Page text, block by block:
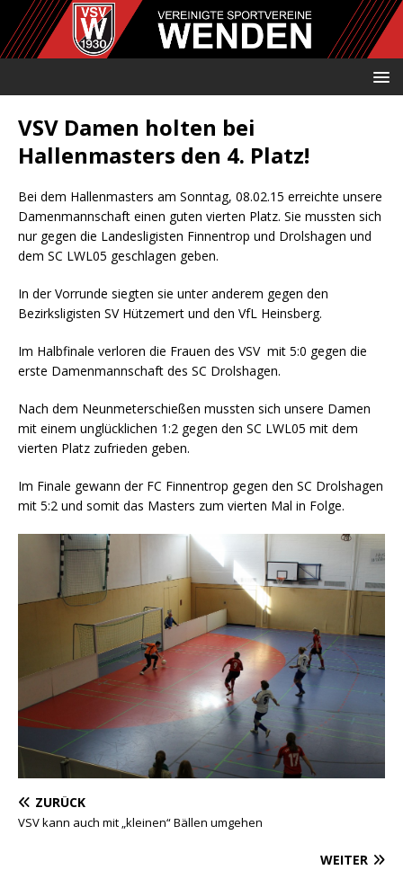
VSV Damen holten bei
Hallenmasters den 4. Platz!
Bei dem Hallenmasters am Sonntag, 08.02.15 erreichte unsere
Damenmannschaft einen guten vierten Platz. Sie mussten sich
nur gegen die Landesligisten Finnentrop und Drolshagen und
dem SC LWL05 geschlagen geben.
In der Vorrunde siegten sie unter anderem gegen den
Bezirksligisten SV Hützemert und den VfL Heinsberg.
Im Halbfinale verloren die Frauen des VSV mit 5:0 gegen die
erste Damenmannschaft des SC Drolshagen.
Nach dem Neunmeterschießen mussten sich unsere Damen
mit einem unglücklichen 1:2 gegen den SC LWL05 mit dem
vierten Platz zufrieden geben.
Im Finale gewann der FC Finnentrop gegen den SC Drolshagen
mit 5:2 und somit das Masters zum vierten Mal in Folge.
ZURÜCK
VSV kann auch mit „kleinen“ Bällen umgehen
WEITER